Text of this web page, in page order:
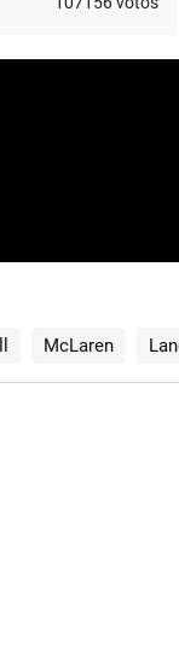
McLaren